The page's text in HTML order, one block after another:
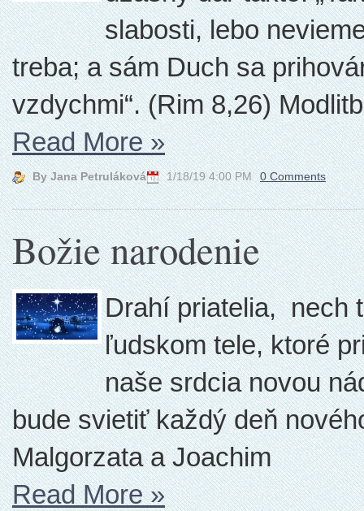
slabosti, lebo
treba; a sám Duch sa
vzdychmi“. (Rim 8,26)
Read More»
By Jana Petruláková 1/18/19 4:00 PM 0 Comments
Božie narodenie
Drahí priatelia, nech
ľudskom tele, ktoré
naše srdcia novou
bude svietiť každý deň
Malgorzata a Joachim
Read More»